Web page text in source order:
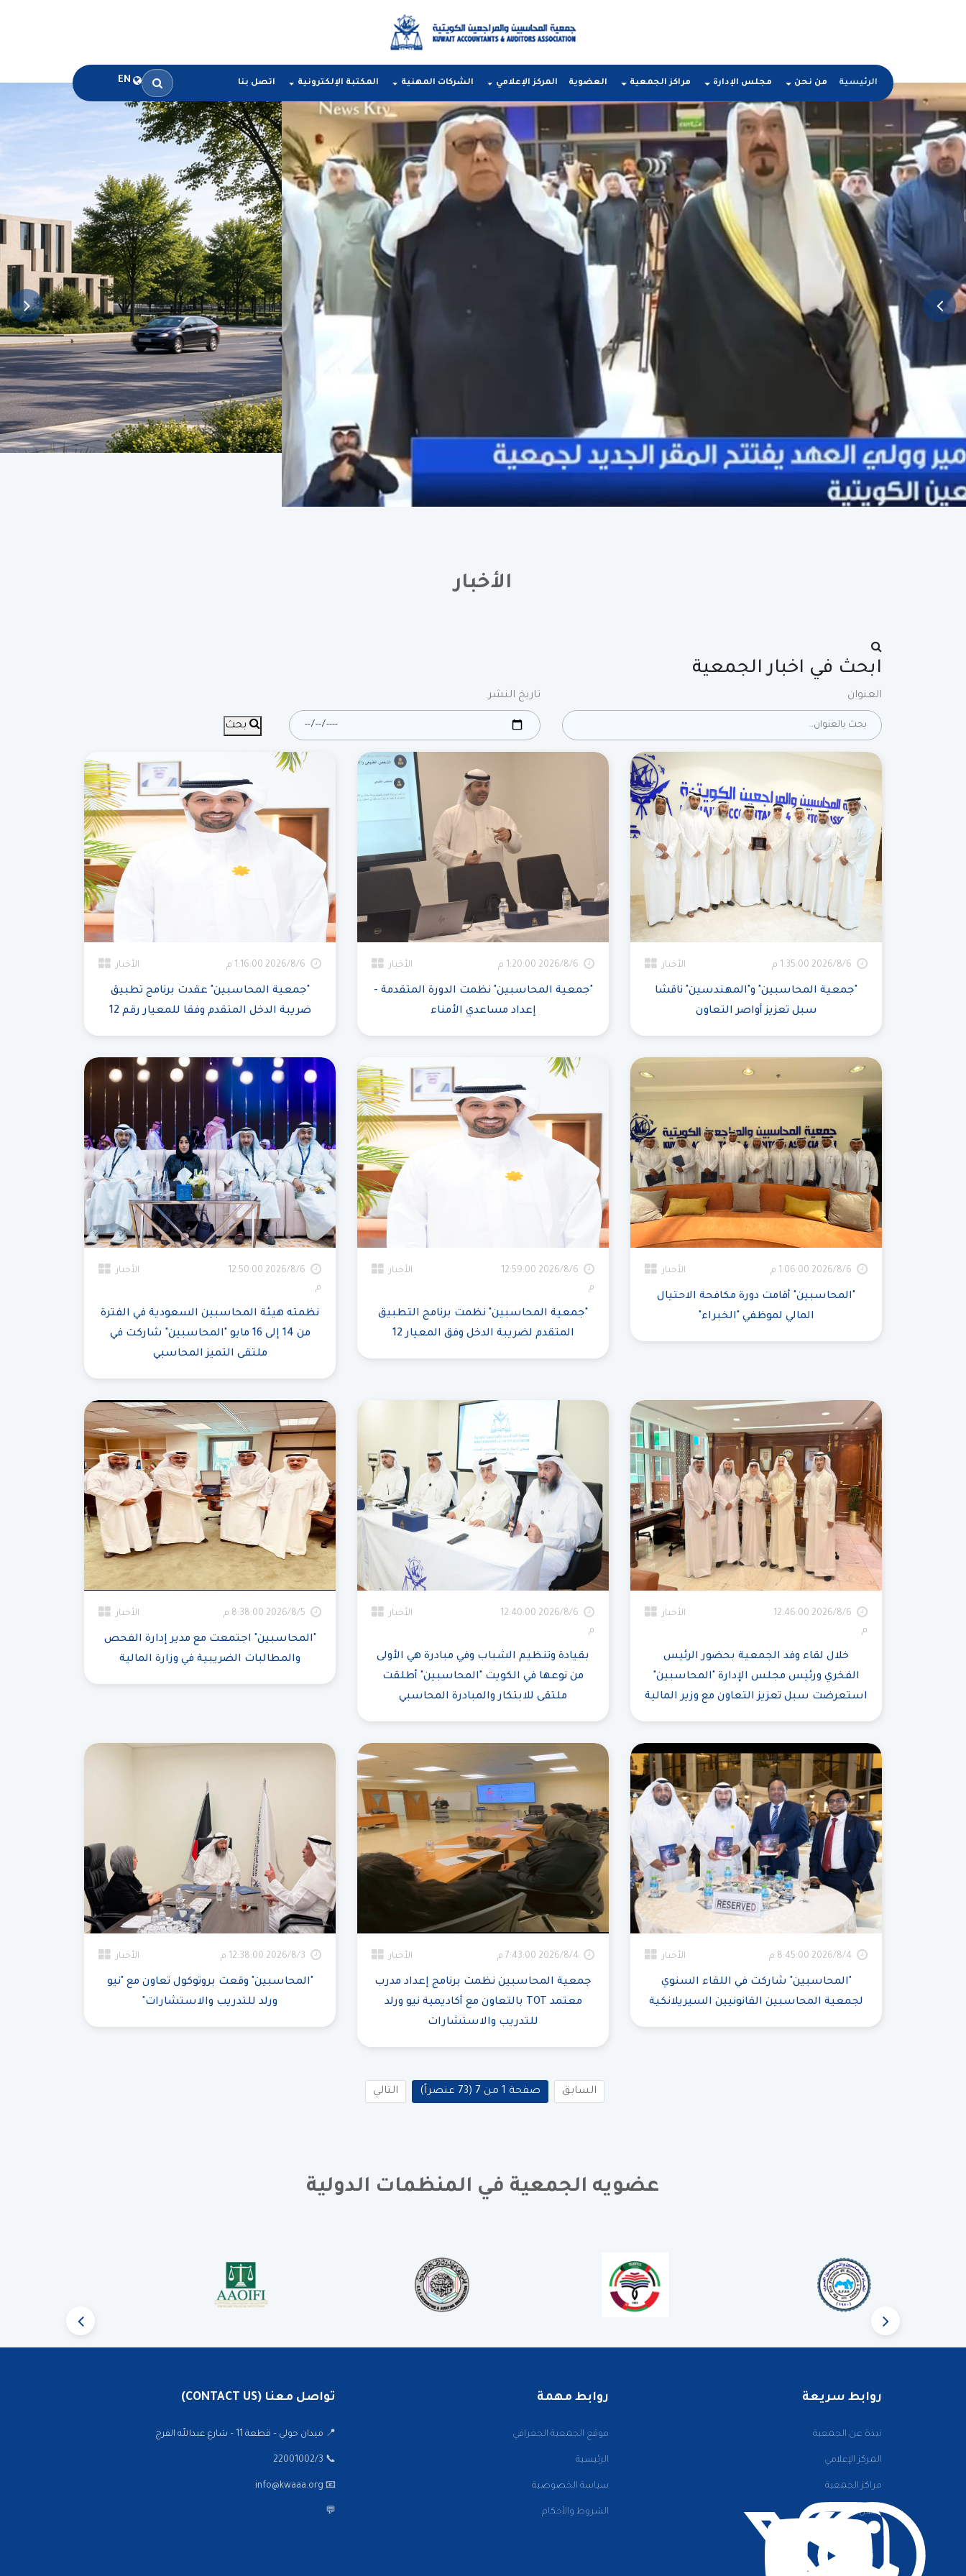
الرئيسية من نحن مجلس الإدارة مراكز الجمعية العضوية المركز الإعلامي الشركات المهنية المكتبة الإلكترونية اتصل بنا EN
الأخبار
ابحث في اخبار الجمعية
العنوان تاريخ النشر
بحث
6‏‏/8‏‏/2026 1:35:00 م الأخبار
"جمعية المحاسبين" و"المهندسين" ناقشا
سبل تعزيز أواصر التعاون
6‏‏/8‏‏/2026 1:20:00 م الأخبار
"جمعية المحاسبين" نظمت الدورة المتقدمة -
إعداد مساعدي الأمناء
6‏‏/8‏‏/2026 1:16:00 م الأخبار
"جمعية المحاسبين" عقدت برنامج تطبيق
ضريبة الدخل المتقدم وفقا للمعيار رقم 12
6‏‏/8‏‏/2026 1:06:00 م الأخبار
"المحاسبين" أقامت دورة مكافحة الاحتيال
المالي لموظفي "الخبراء"
6‏‏/8‏‏/2026 12:59:00
م
الأخبار
"جمعية المحاسبين" نظمت برنامج التطبيق
المتقدم لضريبة الدخل وفق المعيار 12
6‏‏/8‏‏/2026 12:50:00
م
الأخبار
نظمته هيئة المحاسبين السعودية في الفترة
من 14 إلى 16 مايو "المحاسبين" شاركت في
ملتقى التميز المحاسبي
6‏‏/8‏‏/2026 12:46:00
م
الأخبار
خلال لقاء وفد الجمعية بحضور الرئيس
الفخري ورئيس مجلس الإدارة "المحاسبين"
استعرضت سبل تعزيز التعاون مع وزير المالية
6‏‏/8‏‏/2026 12:40:00
م
الأخبار
بقيادة وتنظيم الشباب وفي مبادرة هي الأولى
من نوعها في الكويت "المحاسبين" أطلقت
ملتقى للابتكار والمبادرة المحاسبي
5‏‏/8‏‏/2026 8:38:00 م الأخبار
"المحاسبين" اجتمعت مع مدير إدارة الفحص
والمطالبات الضريبية في وزارة المالية
4‏‏/8‏‏/2026 8:45:00 م الأخبار
"المحاسبين" شاركت في اللقاء السنوي
لجمعية المحاسبين القانونيين السيريلانكية
4‏‏/8‏‏/2026 7:43:00 م الأخبار
جمعية المحاسبين نظمت برنامج إعداد مدرب
معتمد TOT بالتعاون مع أكاديمية نيو ورلد
للتدريب والاستشارات
3‏‏/8‏‏/2026 12:38:00 م الأخبار
"المحاسبين" وقعت بروتوكول تعاون مع "نيو
ورلد للتدريب والاستشارات"
السابق صفحة 1 من 7 (73 عنصراً) التالي
عضويه الجمعية في المنظمات الدولية
روابط سريعة
نبذة عن الجمعية
المركز الإعلامي
مراكز الجمعية
اتصل بنا
روابط مهمة
موقع الجمعية الجغرافي
الرئيسية
سياسة الخصوصية
الشروط والأحكام
تواصل معنا (CONTACT US)
📍 ميدان حولي – قطعة 11 – شارع عبدالله الفرج
📞 22001002/3
📧 info@kwaaa.org
💬